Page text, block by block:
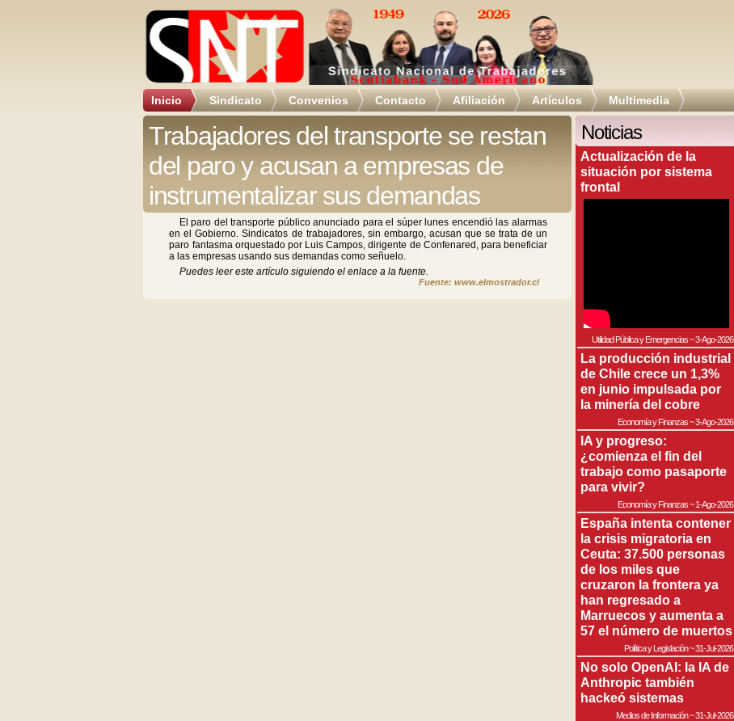
Inicio Sindicato Convenios Contacto Afiliación Artículos Multimedia
Trabajadores del transporte se restan
del paro y acusan a empresas de
instrumentalizar sus demandas
El paro del transporte público anunciado para el súper lunes encendió las alarmas
en el Gobierno. Sindicatos de trabajadores, sin embargo, acusan que se trata de un
paro fantasma orquestado por Luis Campos, dirigente de Confenared, para beneficiar
a las empresas usando sus demandas como señuelo.
Puedes leer este artículo siguiendo el enlace a la fuente.
Fuente: www.elmostrador.cl
Noticias
Actualización de la
situación por sistema
frontal
Utilidad Pública y Emergencias~3-Ago-2026
La producción industrial
de Chile crece un 1,3%
en junio impulsada por
la minería del cobre
Economía y Finanzas~3-Ago-2026
IA y progreso:
¿comienza el fin del
trabajo como pasaporte
para vivir?
Economía y Finanzas~1-Ago-2026
España intenta contener
la crisis migratoria en
Ceuta: 37.500 personas
de los miles que
cruzaron la frontera ya
han regresado a
Marruecos y aumenta a
57 el número de muertos
Política y Legislación~31-Jul-2026
No solo OpenAI: la IA de
Anthropic también
hackeó sistemas
Medios de Información~31-Jul-2026